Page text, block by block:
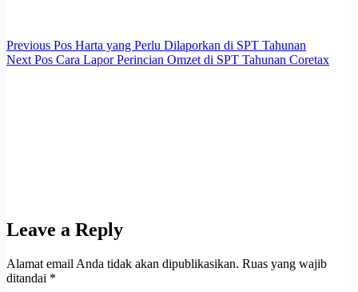
Previous Pos Harta yang Perlu Dilaporkan di SPT Tahunan
Next Pos Cara Lapor Perincian Omzet di SPT Tahunan Coretax
Leave a Reply
Alamat email Anda tidak akan dipublikasikan. Ruas yang wajib
ditandai *